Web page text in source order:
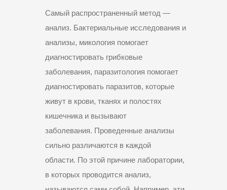
Самый распространенный метод —
анализ. Бактериальные исследования и
анализы, микология помогает
диагностировать грибковые
заболевания, паразитология помогает
диагностировать паразитов, которые
живут в крови, тканях и полостях
кишечника и вызывают
заболевания. Проведенные анализы
сильно различаются в каждой
области. По этой причине лаборатории,
в которых проводится анализ,